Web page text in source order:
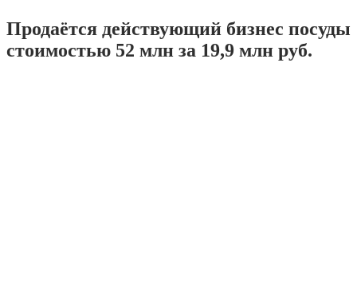
Продаётся действующий бизнес посуды
стоимостью 52 млн за 19,9 млн руб.